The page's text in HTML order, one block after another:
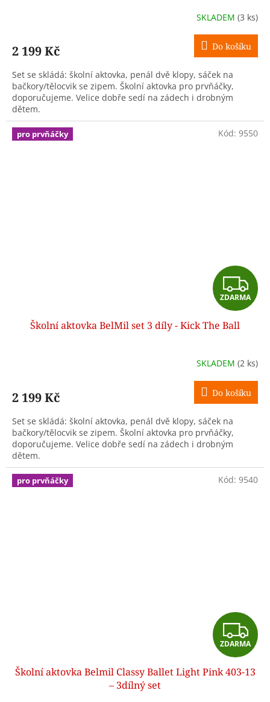
R
M
A
SKLADEM (3 ks)
2 199 Kč Do košíku
Set se skládá: školní aktovka, penál dvě klopy, sáček na
bačkory/tělocvik se zipem. Školní aktovka pro prvňáčky,
doporučujeme. Velice dobře sedí na zádech i drobným
dětem.
pro prvňáčky
Z
D
R
M
A
ZDARMA
Školní aktovka BelMil set 3 díly - Kick The Ball
SKLADEM (2 ks)
2 199 Kč Do košíku
Set se skládá: školní aktovka, penál dvě klopy, sáček na
bačkory/tělocvik se zipem. Školní aktovka pro prvňáčky,
doporučujeme. Velice dobře sedí na zádech i drobným
dětem.
Kód: 9550
pro prvňáčky
Z
D
A
ZDARMA
Školní aktovka Belmil Classy Ballet Light Pink 403-13
– 3dílný set
Kód: 9540